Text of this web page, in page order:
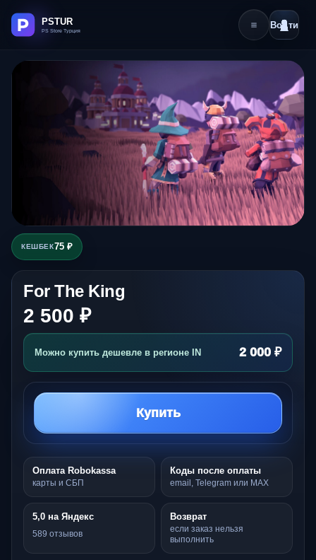
Войти
КЕШБЕК75 ₽
For The King
2 500 ₽
Можно купить дешевле в регионе IN 2 000 ₽
Купить
Оплата Robokassa
карты и СБП
Коды после оплаты
email, Telegram или MAX
5,0 на Яндекс
589 отзывов
Возврат
если заказ нельзя
выполнить